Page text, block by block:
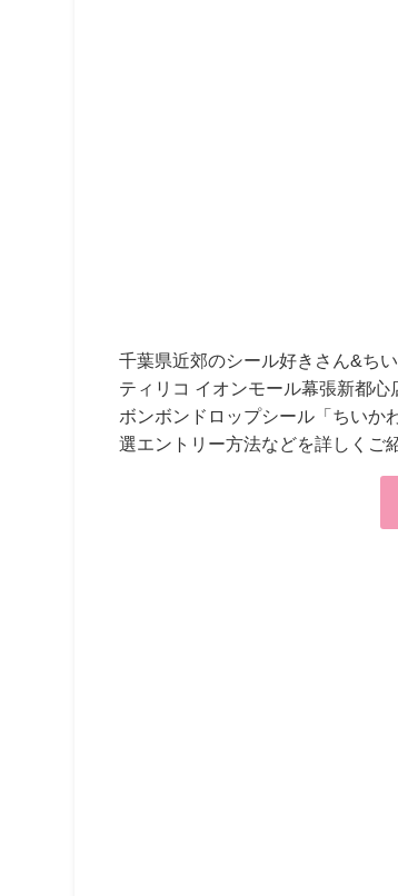
千葉県近郊のシール好きさん&ち
ティリコ イオンモール幕張新都
ボンボンドロップシール「ちいか
選エントリー方法などを詳しくご